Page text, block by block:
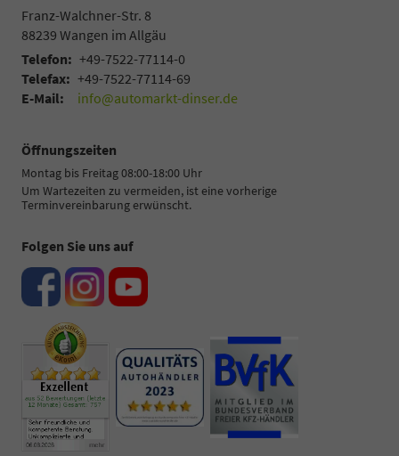
Franz-Walchner-Str. 8
88239 Wangen im Allgäu
Telefon: +49-7522-77114-0
Telefax: +49-7522-77114-69
E-Mail:
info@automarkt-dinser.de
Öffnungszeiten
Montag bis Freitag 08:00-18:00 Uhr
Um Wartezeiten zu vermeiden, ist eine vorherige
Terminvereinbarung erwünscht.
Folgen Sie uns auf